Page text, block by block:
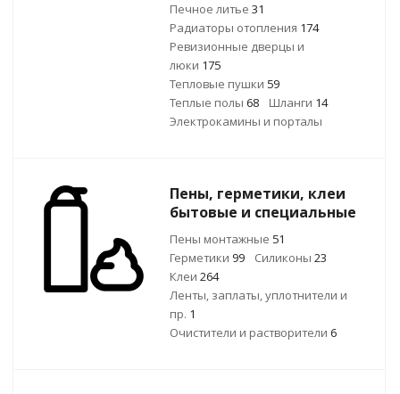
Печное литье 31
Радиаторы отопления 174
Ревизионные дверцы и
люки 175
Тепловые пушки 59
Теплые полы 68 Шланги 14
Электрокамины и порталы
Пены, герметики, клеи
бытовые и специальные
Пены монтажные 51
Герметики 99 Силиконы 23
Клеи 264
Ленты, заплаты, уплотнители и
пр. 1
Очистители и растворители 6